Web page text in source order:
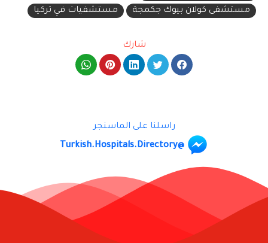
مستشفى كولان بيوك جكمجة
مستشفيات في تركيا
شارك
راسلنا على الماسنجر
@Turkish.Hospitals.Directory